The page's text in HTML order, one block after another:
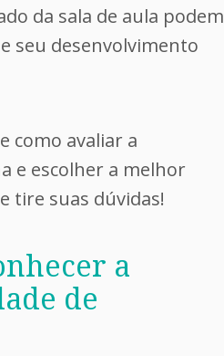
da sala de aula podem
seu desenvolvimento
como avaliar a
e escolher a melhor
tire suas dúvidas!
a
de